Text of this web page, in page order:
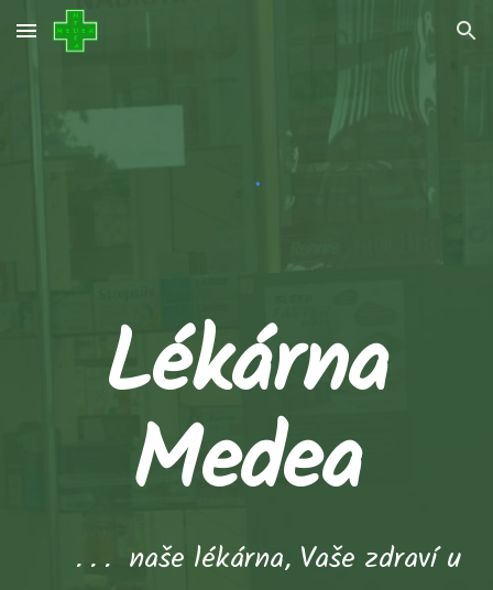
Skip to main content Skip to navigation
Lékárna
Medea
. . . naše lékárna, Vaše zdraví u